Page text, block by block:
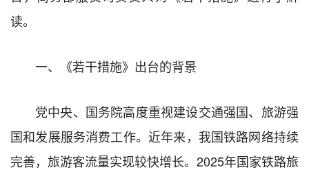
读。
一、《若干措施》出台的背景
党中央、国务院高度重视建设交通强国、旅游强
国和发展服务消费工作。近年来，我国铁路网络持续
完善，旅游客流量实现较快增长。2025年国家铁路旅